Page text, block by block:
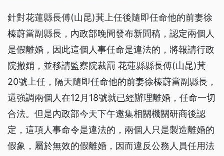
針對花蓮縣長傅(山昆)萁上任後隨即任命他的前妻徐
榛蔚當副縣長，內政部晚間發布新聞稿，認定兩個人
是假離婚，因此這個人事任命是違法的，將報請行政
院撤銷，並移請監察院裁罰 花蓮縣縣長傅(山昆)萁
20號上任，隔天隨即任命他的前妻徐榛蔚當副縣長，
還強調兩個人在12月18號就已經辦理離婚，任命一切
合法。但是內政部今天下午邀集相關機關研商後認
定，這項人事命令是違法的，兩個人只是製造離婚的
假象，屬於無效的假離婚，因而違反公務人員任用法